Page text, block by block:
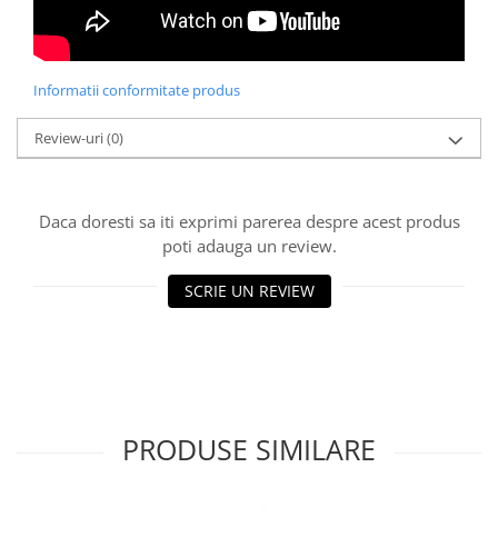
Informatii conformitate produs
Review-uri(0)
Daca doresti sa iti exprimi parerea despre acest produs
poti adauga un review.
SCRIE UN REVIEW
PRODUSE SIMILARE